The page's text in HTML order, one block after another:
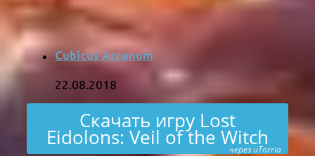
Cubicus Arcanum
22.08.2018
Скачать игру Lost
Eidolons: Veil of the Witch
через uTorria